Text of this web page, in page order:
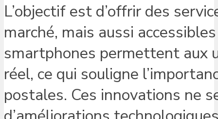
L’objectif est d’offrir des
marché, mais aussi
smartphones permettent aux
réel, ce qui souligne
postales. Ces innovations ne